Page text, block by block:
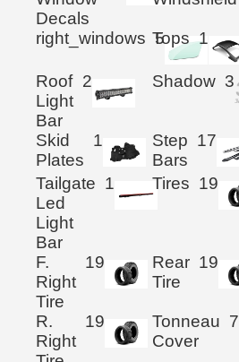
Decals
right_windows 5
Tops 1
Roof
Light
Bar
2 Shadow 3
Skid
Plates
1
Step
Bars
17
Tailgate
Led
Light
Bar
1 Tires 19
F.
Right
Tire
19
Rear
Tire
19
R.
Right
19
Tonneau
Cover
7